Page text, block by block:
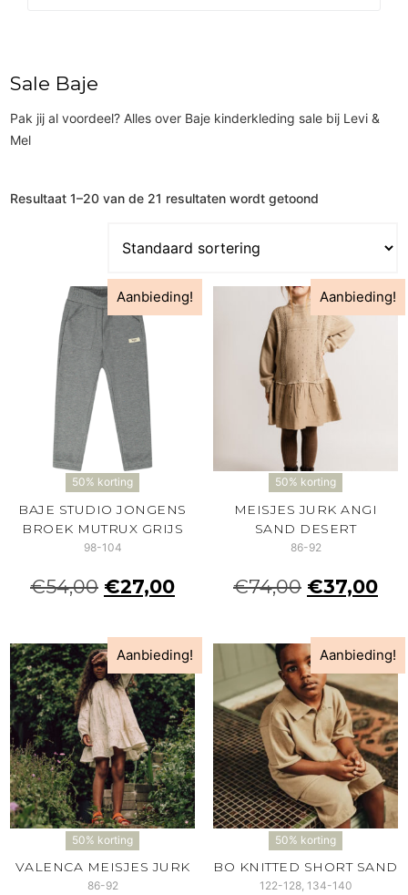
Sale Baje
Pak jij al voordeel? Alles over Baje kinderkleding sale bij Levi &
Mel
Resultaat 1–20 van de 21 resultaten wordt getoond
Aanbieding!
50% korting
BAJE STUDIO JONGENS
BROEK MUTRUX GRIJS
98-104
€54,00 €27,00
Aanbieding!
50% korting
MEISJES JURK ANGI
SAND DESERT
86-92
€74,00 €37,00
Aanbieding!
50% korting
VALENCA MEISJES JURK
86-92
Aanbieding!
50% korting
BO KNITTED SHORT SAND
122-128, 134-140